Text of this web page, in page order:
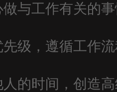
与工作有关的
级，遵循工作
的时间，创造